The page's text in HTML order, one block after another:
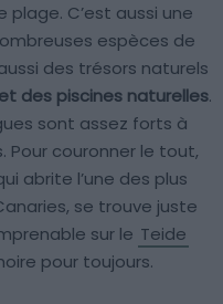
plage. C’est aussi une
espèces de
des trésors naturels
des piscines naturelles.
sont assez forts à
Pour couronner le tout,
abrite l’une des plus
se trouve juste
sur le Teide
pour toujours.